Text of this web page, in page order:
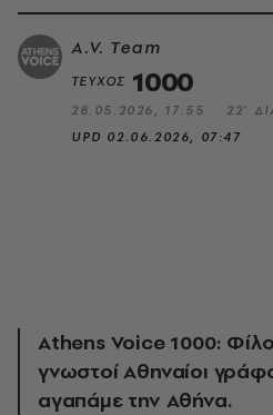
A.V. Team
ΤΕΥΧΟΣ 1000
28.05.2026, 17:55
22’
UPD 02.06.2026, 07:47
Athens Voice 1000:
γνωστοί Αθηναίοι
αγαπάμε την Αθήνα.